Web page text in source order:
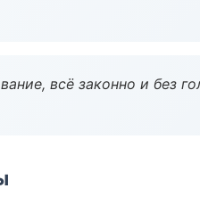
всё законно и без